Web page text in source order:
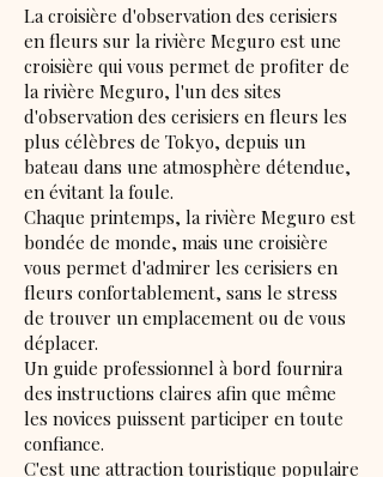
La croisière d'observation des cerisiers
en fleurs sur la rivière Meguro est une
croisière qui vous permet de profiter de
la rivière Meguro, l'un des sites
d'observation des cerisiers en fleurs les
plus célèbres de Tokyo, depuis un
bateau dans une atmosphère détendue,
en évitant la foule.
Chaque printemps, la rivière Meguro est
bondée de monde, mais une croisière
vous permet d'admirer les cerisiers en
fleurs confortablement, sans le stress
de trouver un emplacement ou de vous
déplacer.
Un guide professionnel à bord fournira
des instructions claires afin que même
les novices puissent participer en toute
confiance.
C'est une attraction touristique populaire